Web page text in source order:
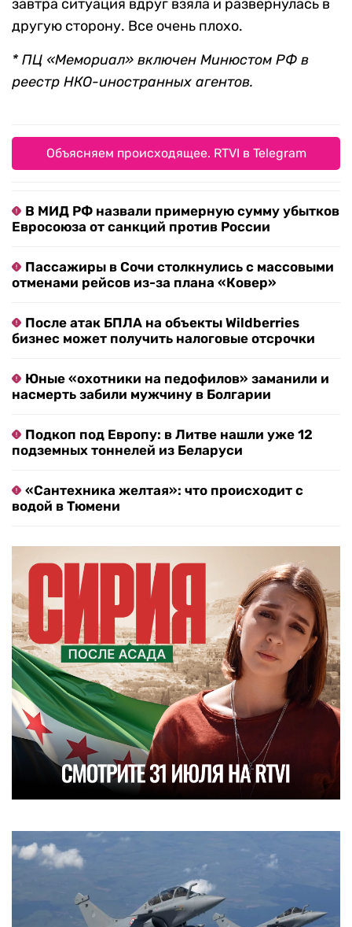
завтра ситуация вдруг взяла и развернулась в
другую сторону. Все очень плохо.
* ПЦ «Мемориал» включен Минюстом РФ в
реестр НКО-иностранных агентов.
Объясняем происходящее. RTVI в Telegram
В МИД РФ назвали примерную сумму убытков
Евросоюза от санкций против России
Пассажиры в Сочи столкнулись с массовыми
отменами рейсов из-за плана «Ковер»
После атак БПЛА на объекты Wildberries
бизнес может получить налоговые отсрочки
Юные «охотники на педофилов» заманили и
насмерть забили мужчину в Болгарии
Подкоп под Европу: в Литве нашли уже 12
подземных тоннелей из Беларуси
«Сантехника желтая»: что происходит с
водой в Тюмени